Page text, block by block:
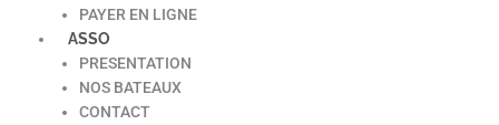
PAYER EN LIGNE
ASSO
PRESENTATION
NOS BATEAUX
CONTACT